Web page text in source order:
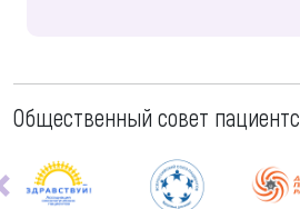
Общественный совет